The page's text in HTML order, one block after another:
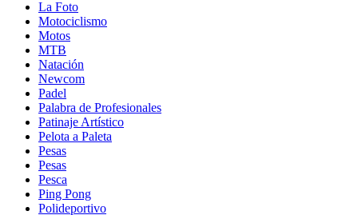
La Foto
Motociclismo
Motos
MTB
Natación
Newcom
Padel
Palabra de Profesionales
Patinaje Artístico
Pelota a Paleta
Pesas
Pesas
Pesca
Ping Pong
Polideportivo